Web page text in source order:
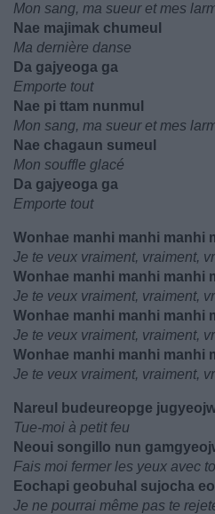
Mon sang, ma sueur et mes
Nae majimak chumeul
Ma dernière danse
Da gajyeoga ga
Emporte tout
Nae pi ttam nunmul
Mon sang, ma sueur et mes
Nae chagaun sumeul
Mon souffle glacé
Da gajyeoga ga
Emporte tout
Wonhae manhi manhi manhi
Je te veux vraiment, vraiment,
Wonhae manhi manhi manhi
Je te veux vraiment, vraiment,
Wonhae manhi manhi manhi
Je te veux vraiment, vraiment,
Wonhae manhi manhi manhi
Je te veux vraiment, vraiment,
Nareul budeureopge
Tue-moi à petit feu
Neoui songillo nun
Fais moi fermer les yeux avec
Eochapi geobuhal sujocha
Je ne pourrai même pas te